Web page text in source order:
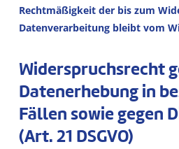
Rechtmäßigkeit der bis zum
Datenverarbeitung bleibt vom
Widerspruchsrecht
Datenerhebung in
Fällen sowie gegen
(Art. 21 DSGVO)